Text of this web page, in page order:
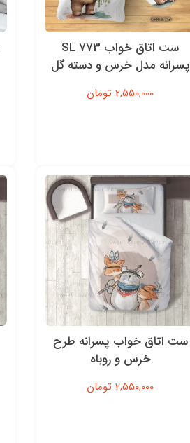
ست اتاق خواب SL 773
پسرانه مدل خرس و دسته گل
2,550,000 تومان
ست اتاق خواب پسرانه طرح
خرس و روباه
2,550,000 تومان